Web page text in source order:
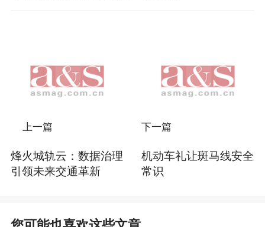
上一篇
烽火城轨云：数据治理
引领未来交通革新
下一篇
机动车礼让斑马线安全
常识